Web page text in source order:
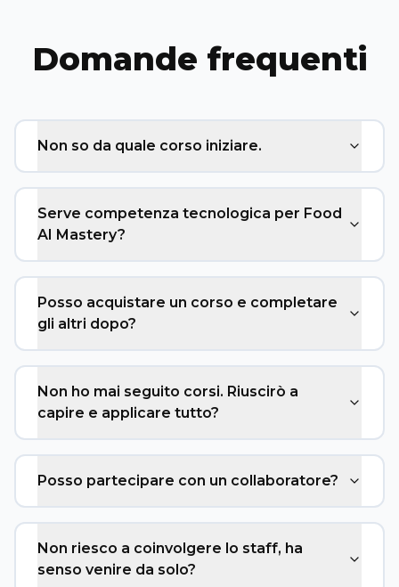
Domande frequenti
Non so da quale corso iniziare.
Serve competenza tecnologica per Food
AI Mastery?
Posso acquistare un corso e completare
gli altri dopo?
Non ho mai seguito corsi. Riuscirò a
capire e applicare tutto?
Posso partecipare con un collaboratore?
Non riesco a coinvolgere lo staff, ha
senso venire da solo?